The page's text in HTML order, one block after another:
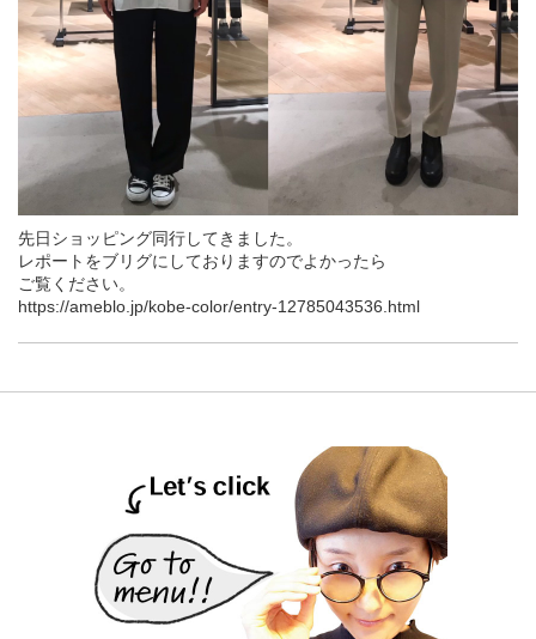
先日ショッピング同行してきました。
レポートをブリグにしておりますのでよかったら
ご覧ください。
https://ameblo.jp/kobe-color/entry-12785043536.html